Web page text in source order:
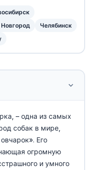
– одна из самых
собак в мире,
Его
огромную
и умного
Челябинск